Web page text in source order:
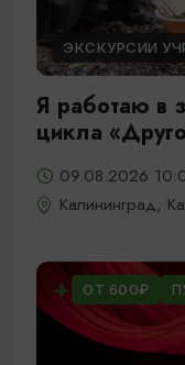
ЭКСКУРСИИ
Я работаю в
цикла
09.08.2026
Калининград,
ОТ 600₽